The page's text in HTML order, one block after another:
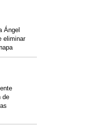
Ángel
eliminar
de